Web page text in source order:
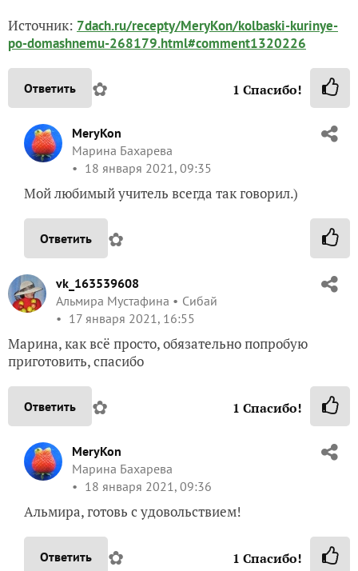
Источник: 7dach.ru/recepty/MeryKon/kolbaski-kurinye-
po-domashnemu-268179.html#comment1320226
Ответить ✿ 1 Спасибо!
MeryKon
Марина Бахарева
18 января 2021, 09:35
Мой любимый учитель всегда так говорил.)
Ответить ✿
vk_163539608
Альмира Мустафина
Сибай
17 января 2021, 16:55
Марина, как всё просто, обязательно попробую
приготовить, спасибо
Ответить ✿ 1 Спасибо!
MeryKon
Марина Бахарева
18 января 2021, 09:36
Альмира, готовь с удовольствием!
Ответить ✿ 1 Спасибо!